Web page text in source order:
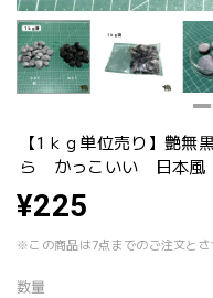
【1ｋｇ単位売り】艶無
ら かっこいい 日本
¥225
※この商品は7点までのご注文とさ
数量